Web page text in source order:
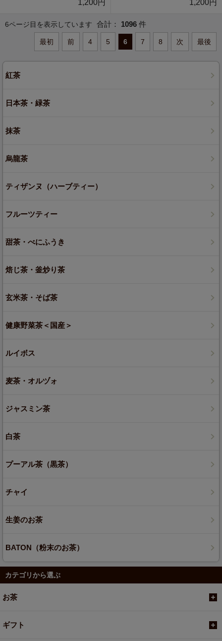
1,200円 1,200円
6ページ目を表示しています 合計： 1096 件
最初 前 4 5 6 7 8 次 最後
紅茶
日本茶・緑茶
抹茶
烏龍茶
ティザンヌ（ハーブティー）
フルーツティー
甜茶・べにふうき
焙じ茶・釜炒り茶
玄米茶・そば茶
健康野菜茶＜国産＞
ルイボス
麦茶・オルヅォ
ジャスミン茶
白茶
プーアル茶（黒茶）
チャイ
生姜のお茶
BATON（粉末のお茶）
カテゴリから選ぶ
お茶
ギフト